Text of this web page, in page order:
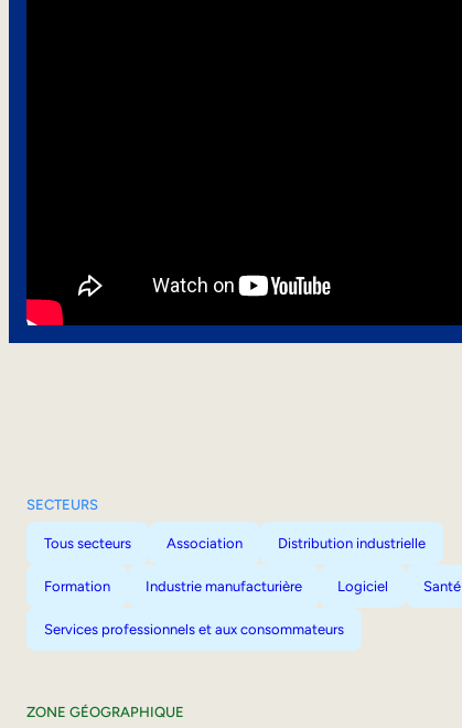
SECTEURS
Tous secteurs Association Distribution industrielle
Formation Industrie manufacturière Logiciel Santé
Services professionnels et aux consommateurs
ZONE GÉOGRAPHIQUE